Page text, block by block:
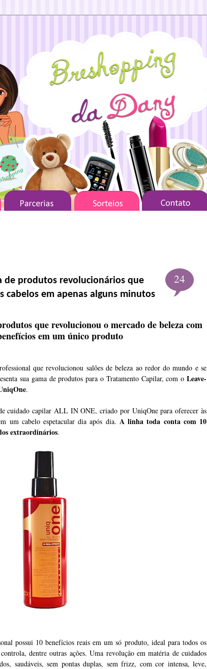
24
de produtos revolucionários que
cabelos em apenas alguns minutos
que revolucionou o mercado de beleza com
em um único produto
que revolucionou salões de beleza ao redor do mundo e se
sua gama de produtos para o Tratamento Capilar, com o Leave-
.
cuidado capilar ALL IN ONE, criado por UniqOne para oferecer às
um cabelo espetacular dia após dia. A linha toda conta com 10
extraordinários.
possui 10 benefícios reais em um só produto, ideal para todos os
dentre outras ações. Uma revolução em matéria de cuidados
saudáveis, sem pontas duplas, sem frizz, com cor intensa, leve,